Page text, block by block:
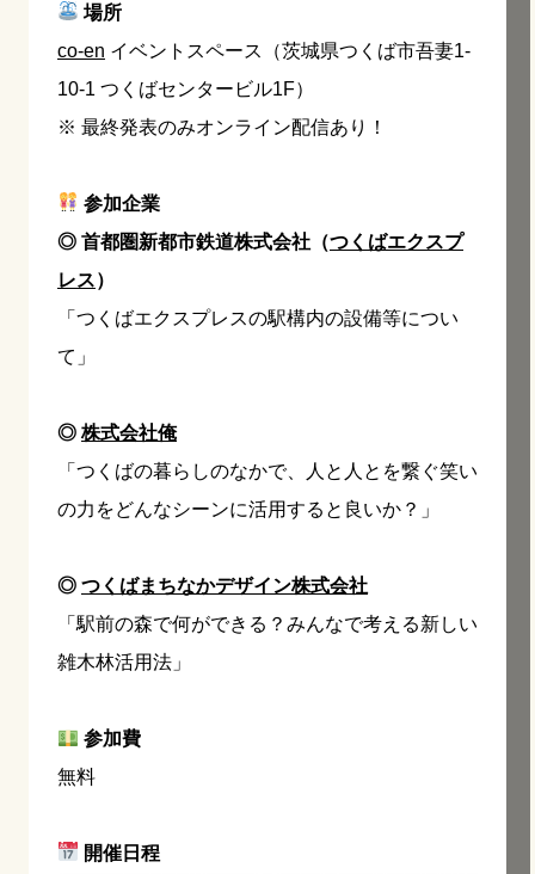
場所
co-en イベントスペース（茨城県つくば市吾妻1-
10-1 つくばセンタービル1F）
※ 最終発表のみオンライン配信あり！
参加企業
◎ 首都圏新都市鉄道株式会社（つくばエクスプ
レス）
「つくばエクスプレスの駅構内の設備等につい
て」
◎ 株式会社俺
「つくばの暮らしのなかで、人と人とを繋ぐ笑い
の力をどんなシーンに活用すると良いか？」
◎ つくばまちなかデザイン株式会社
「駅前の森で何ができる？みんなで考える新しい
雑木林活用法」
参加費
無料
開催日程